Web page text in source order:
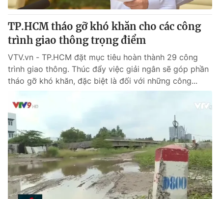
TP.HCM tháo gỡ khó khăn cho các công
trình giao thông trọng điểm
VTV.vn - TP.HCM đặt mục tiêu hoàn thành 29 công
trình giao thông. Thúc đẩy việc giải ngân sẽ góp phần
tháo gỡ khó khăn, đặc biệt là đối với những công...